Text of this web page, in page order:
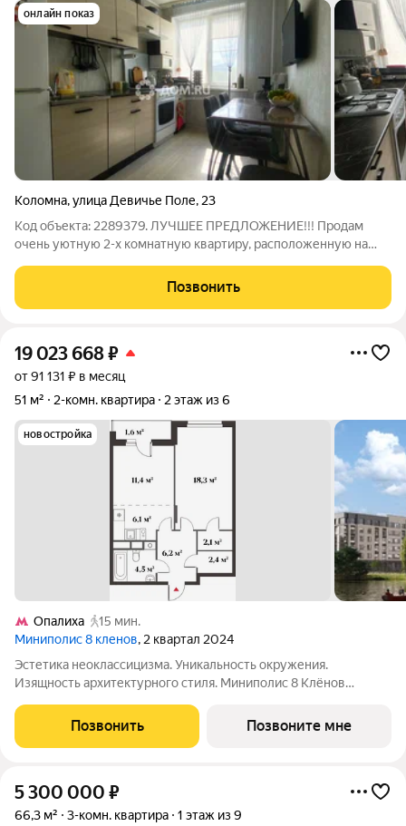
онлайн показ
Коломна,улица Девичье Поле, 23
Код объекта: 2289379. ЛУЧШЕЕ ПРЕДЛОЖЕНИЕ!!! Продам
очень уютную 2-х комнатную квартиру, расположенную на
количество преимуществ: две большие изолированныеПозвонить
19 023 668₽
от 91 131 ₽ в месяц
51 м²
2-комн. квартира 2 этаж из 6
новостройка
Опалиха
15 мин.
Миниполис 8 кленов, 2 квартал 2024
Эстетика неоклассицизма. Уникальность окружения.
Изящность архитектурного стиля. Миниполис 8 Клёнов
Несмотря на удаленность от многолюдных улиц и шумных
магистралей добраться до центра столицы не
Позвонить Позвоните мне
5 300 000 ₽
66,3 м² 3-комн. квартира 1 этаж из 9